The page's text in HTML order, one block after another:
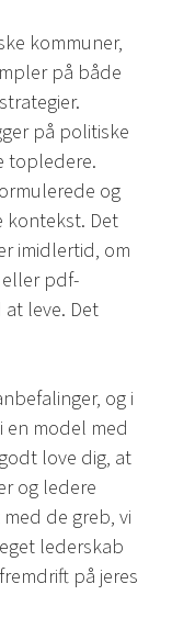
kommuner,
på både
på politiske
topledere.
og
kontekst. Det
imidlertid, om
pdf-
leve. Det
og i
model med
love dig, at
og ledere
de greb, vi
lederskab
på jeres